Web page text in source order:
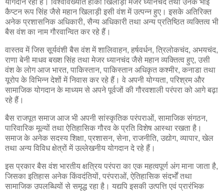
योगदान रहा है। विश्वविख्यात हॉकी खिलाड़ी मेजर ध्यानचंद तथा उनके भाई
कैप्टन रूप सिंह जैसे महान खिलाड़ी इसी वंश में उत्पन्न हुए। इसके अतिरिक्त
अनेक प्रशासनिक अधिकारी, सैन्य अधिकारी तथा अन्य प्रतिष्ठित व्यक्तित्व भी
बैस वंश का नाम गौरवान्वित कर रहे हैं।
वास्तव में जिस सूर्यवंशी बैस वंश में शालिवाहन, हर्षवर्धन, त्रिलोकचंद, अभयचंद,
राणा बेनी माधव बख्श सिंह तथा मेजर ध्यानचंद जैसे महान व्यक्तित्व हुए, उसी
वंश के लोग आज भारत, पाकिस्तान, पाकिस्तान अधिकृत कश्मीर, कनाडा तथा
यूरोप के विभिन्न देशों में निवास कर रहे हैं। वे अपनी योग्यता, परिश्रम और
सामाजिक योगदान के माध्यम से अपने पूर्वजों की गौरवशाली परंपरा को आगे बढ़ा
रहे हैं।
बैस राजपूत समाज आज भी अपनी सांस्कृतिक परंपराओं, सामाजिक संगठन,
पारिवारिक मूल्यों तथा ऐतिहासिक गौरव के प्रति विशेष आस्था रखता है।
समाज के अनेक सदस्य शिक्षा, प्रशासन, सेना, राजनीति, उद्योग, व्यापार, खेल
तथा अन्य विविध क्षेत्रों में उल्लेखनीय योगदान दे रहे हैं।
इस प्रकार बैस वंश भारतीय क्षत्रिय परंपरा का एक महत्वपूर्ण अंग माना जाता है,
जिसका इतिहास अनेक किंवदंतियों, परंपराओं, ऐतिहासिक संदर्भों तथा
सामाजिक उपलब्धियों से समृद्ध रहा है। यद्यपि इसकी उत्पत्ति एवं प्रारंभिक